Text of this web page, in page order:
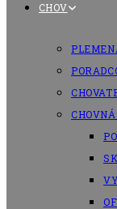
CHOV